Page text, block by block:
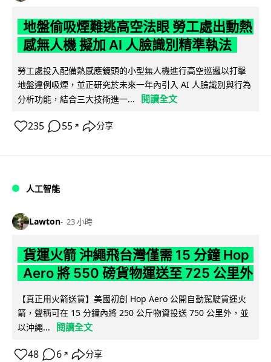
地盤偷吸煙難逃高空法眼 勞工處出動熱
感無人機 擬加 AI 人臉識別精準執法
勞工處投入配備熱感應鏡頭的小型無人機進行高空巡邏以打擊
地盤違例吸煙，並正研究於未來一年內引入 AI 人臉識別與行為
分析功能，結合三大技術進一...
閱讀全文
235 55 ↗ 分享
人工智能
Lawton 23 小時
貨運火箭 沖繩飛台灣僅需 15 分鐘 Hop
Aero 將 550 磅貨物運送至 725 公里外
【真正用火箭送貨】美國初創 Hop Aero 公開自動駕駛貨運火
箭，聲稱可在 15 分鐘內將 250 公斤物資投送 750 公里外，並
以沖繩...
閱讀全文
48 6 ↗ 分享